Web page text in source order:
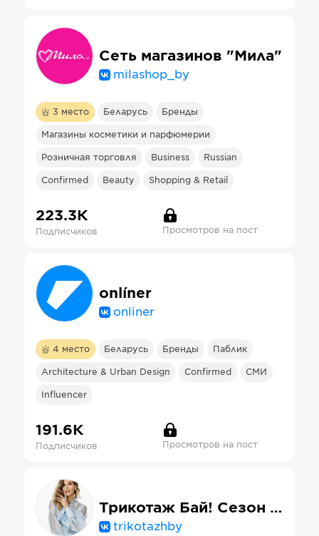
Сеть магазинов "Мила"
milashop_by
3 место Беларусь Бренды
Магазины косметики и парфюмерии
Розничная торговля Business Russian
Confirmed Beauty Shopping & Retail
223.3К
Подписчиков Просмотров на пост
onlíner
onliner
4 место Беларусь Бренды Паблик
Architecture & Urban Design Confirmed СМИ
Influencer
191.6К
Подписчиков Просмотров на пост
Трикотаж Бай! Сезон больших скидок!
trikotazhby